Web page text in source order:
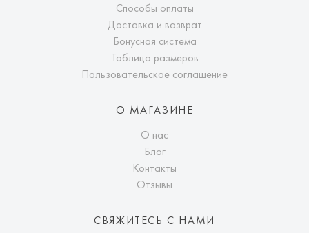
Способы оплаты
Доставка и возврат
Бонусная система
Таблица размеров
Пользовательское соглашение
О МАГАЗИНЕ
О нас
Блог
Контакты
Отзывы
СВЯЖИТЕСЬ С НАМИ